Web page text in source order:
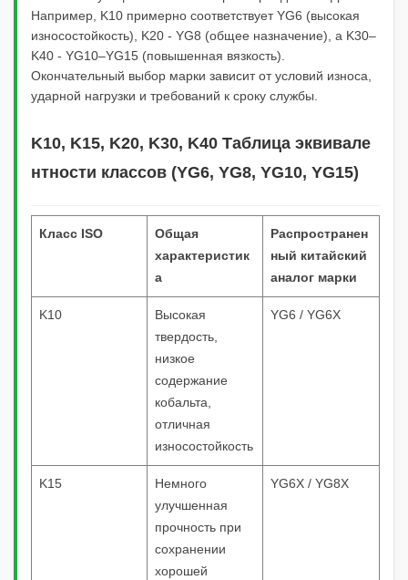
Например, K10 примерно соответствует YG6 (высокая
износостойкость), K20 - YG8 (общее назначение), а K30–
K40 - YG10–YG15 (повышенная вязкость).
Окончательный выбор марки зависит от условий износа,
ударной нагрузки и требований к сроку службы.
K10, K15, K20, K30, K40 Таблица эквивале
нтности классов (YG6, YG8, YG10, YG15)
Класс ISO
Общая
характеристик
а
Распространен
ный китайский
аналог марки
K10
Высокая
твердость,
низкое
содержание
кобальта,
отличная
износостойкость
YG6 / YG6X
K15
Немного
улучшенная
прочность при
сохранении
хорошей
YG6X / YG8X